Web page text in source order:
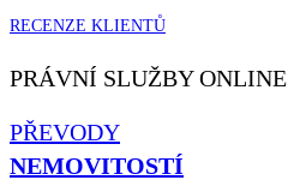
RECENZE KLIENTŮ
PRÁVNÍ SLUŽBY ONLINE
PŘEVODY
NEMOVITOSTÍ